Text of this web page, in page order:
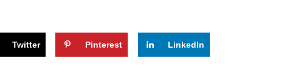
Twitter Pinterest LinkedIn